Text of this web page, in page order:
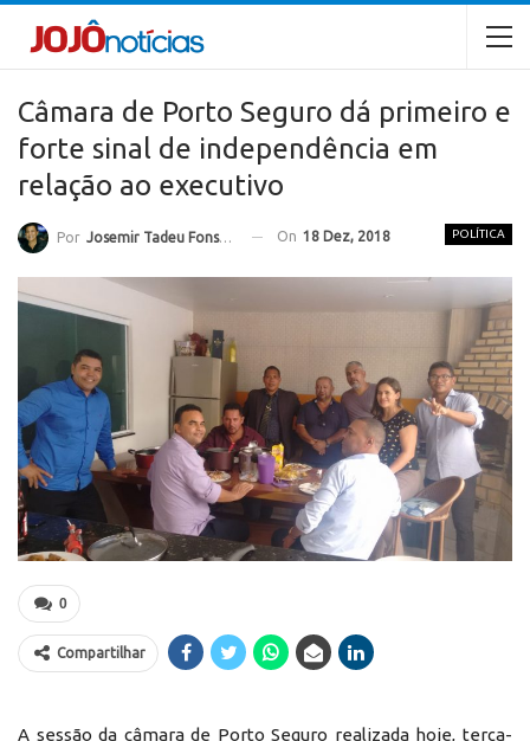
Câmara de Porto Seguro dá primeiro e
forte sinal de independência em
relação ao executivo
POLÍTICA
Por Josemir Tadeu Fonseca On 18 Dez, 2018
0
Compartilhar
A sessão da câmara de Porto Seguro realizada hoje, terça-